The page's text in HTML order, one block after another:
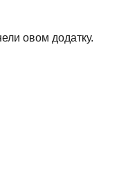
овом додатку.